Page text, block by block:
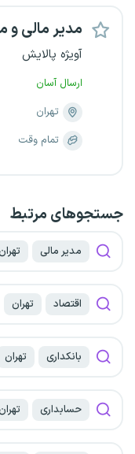
مدیر مالی و
آویژه پالایش
ارسال آسان
تهران
تمام وقت
جستجو‌های مرتبط
مدیر مالی
اقتصاد تهران
بانکداری تهران
حسابداری